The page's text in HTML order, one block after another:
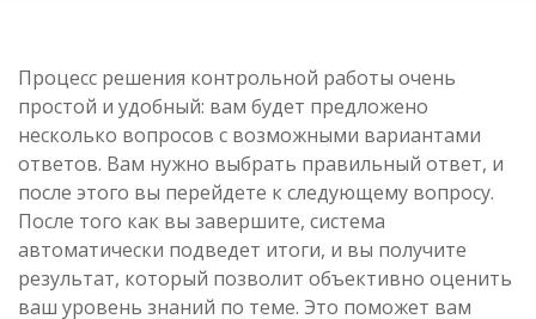
Процесс решения контрольной работы очень
простой и удобный: вам будет предложено
несколько вопросов с возможными вариантами
ответов. Вам нужно выбрать правильный ответ, и
после этого вы перейдете к следующему вопросу.
После того как вы завершите, система
автоматически подведет итоги, и вы получите
результат, который позволит объективно оценить
ваш уровень знаний по теме. Это поможет вам